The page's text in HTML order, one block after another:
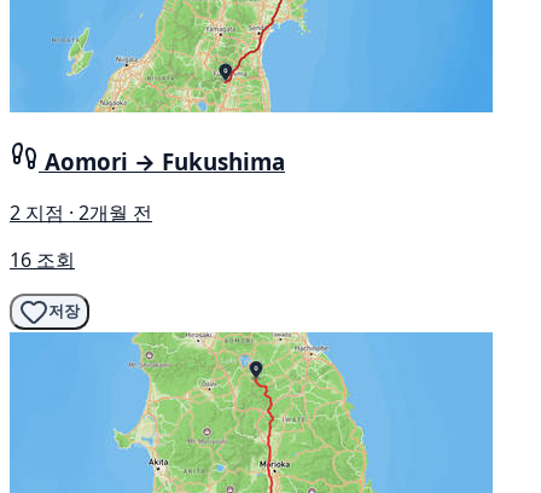
Aomori → Fukushima
2 지점 · 2개월 전
16 조회
저장